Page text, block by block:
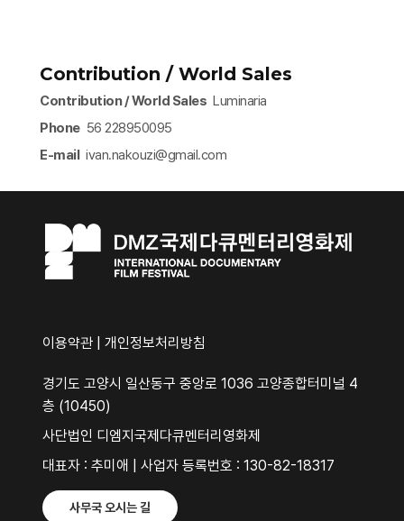
Contribution / World Sales
Contribution / World Sales Luminaria
Phone56 228950095
E-mailivan.nakouzi@gmail.com​
이용약관 개인정보처리방침
경기도 고양시 일산동구 중앙로 1036 고양종합터미널 4
층 (10450)
사단법인 디엠지국제다큐멘터리영화제
대표자 : 추미애 | 사업자 등록번호 : 130-82-18317
사무국 오시는 길